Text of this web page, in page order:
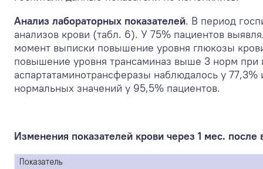
Анализ лабораторных показателей. В период
анализов крови (табл. 6). У 75% пациентов
момент выписки повышение уровня глюкозы
повышение уровня трансаминаз выше 3 норм
аспартатаминотрансферазы наблюдалось у
нормальных значений у 95,5% пациентов.
Изменения показателей крови через 1 мес.